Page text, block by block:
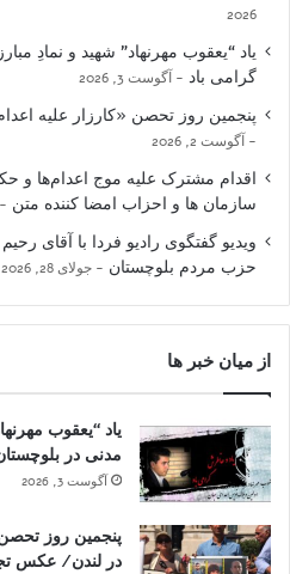
2026
یاد “یعقوب مهرنهاد” شهید و نمادِ
گرامی باد
آگوست 3, 2026
پنجمین روز تحصن «کارزار علیه
آگوست 2, 2026
اقدام مشترک علیه موج اعدام‌ها و
سازمان ها و احزاب امضا کننده متن
ویدیو گفتگوی رادیو فردا با آقای
حزب مردم بلوچستان
جولای 28, 2026
از میان خبر ها
یاد “یعقوب
مدنی در
آگوست 3, 2026
پنجمین روز تحصن
در لندن/ عکس